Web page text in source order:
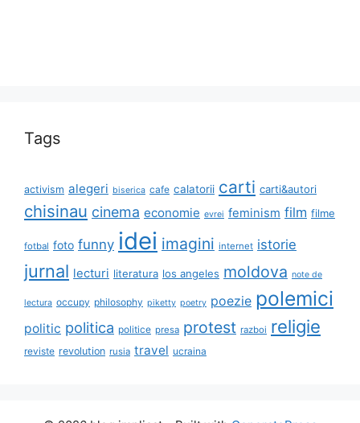
Tags
activism alegeri biserica cafe calatorii carti carti&autori
chisinau cinema economie evrei feminism film filme
fotbal foto funny idei imagini internet istorie
jurnal lecturi literatura los angeles moldova note de
lectura occupy philosophy piketty poetry poezie polemici
politic politica politice presa protest razboi religie
reviste revolution rusia travel ucraina